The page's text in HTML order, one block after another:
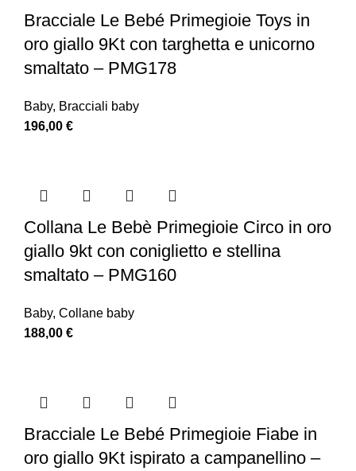
Bracciale Le Bebé Primegioie Toys in
oro giallo 9Kt con targhetta e unicorno
smaltato – PMG178
Baby, Bracciali baby
196,00 €
Collana Le Bebè Primegioie Circo in oro
giallo 9kt con coniglietto e stellina
smaltato – PMG160
Baby, Collane baby
188,00 €
Bracciale Le Bebé Primegioie Fiabe in
oro giallo 9Kt ispirato a campanellino –